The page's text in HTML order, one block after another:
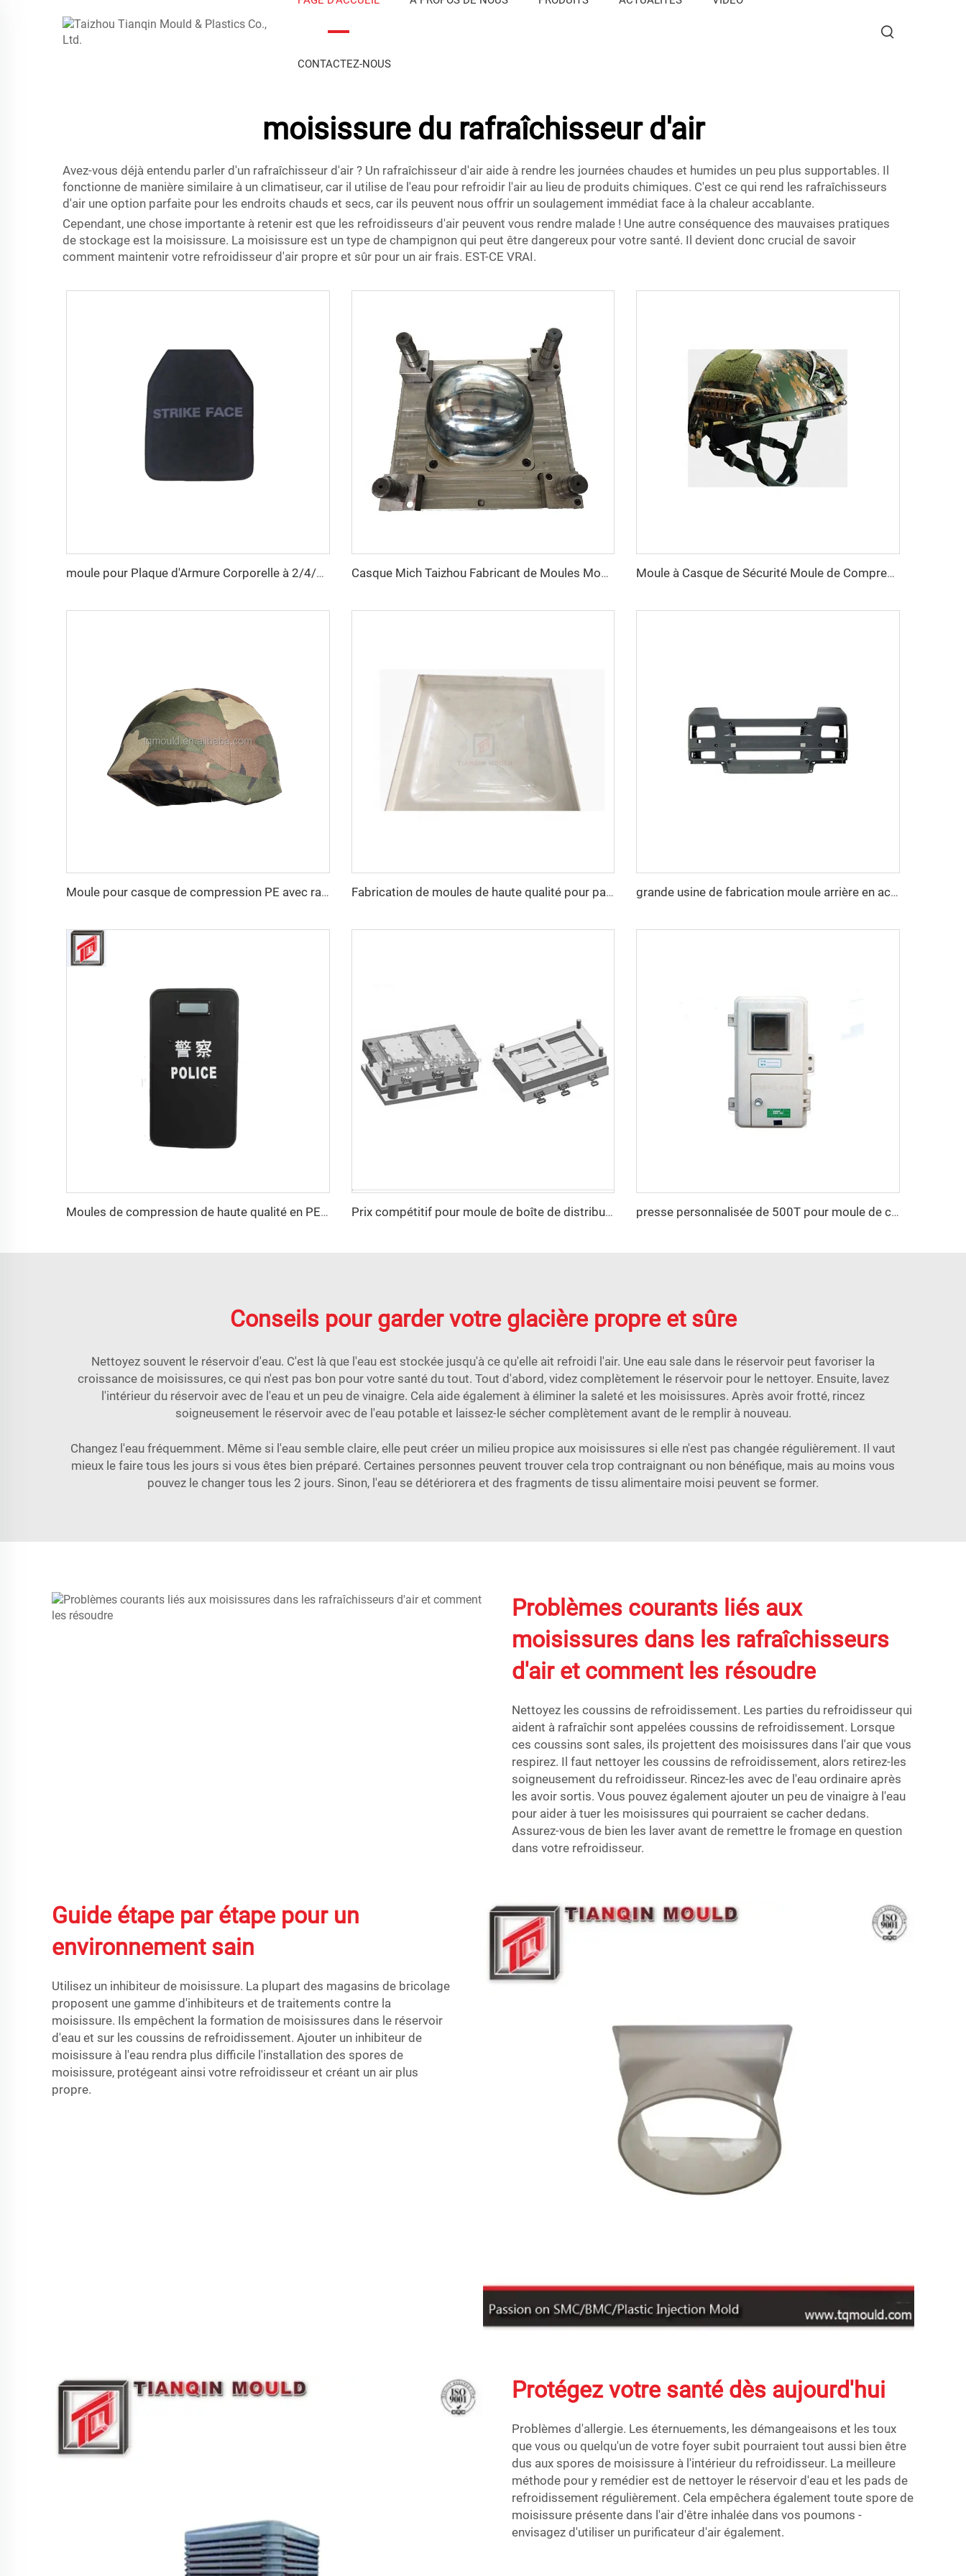
CONTACTEZ-NOUS
moisissure du rafraîchisseur d'air
Avez-vous déjà entendu parler d'un rafraîchisseur d'air ? Un rafraîchisseur d'air aide à rendre les journées chaudes et humides un peu plus supportables. Il
fonctionne de manière similaire à un climatiseur, car il utilise de l'eau pour refroidir l'air au lieu de produits chimiques. C'est ce qui rend les rafraîchisseurs
d'air une option parfaite pour les endroits chauds et secs, car ils peuvent nous offrir un soulagement immédiat face à la chaleur accablante.
Cependant, une chose importante à retenir est que les refroidisseurs d'air peuvent vous rendre malade ! Une autre conséquence des mauvaises pratiques
de stockage est la moisissure. La moisissure est un type de champignon qui peut être dangereux pour votre santé. Il devient donc crucial de savoir
comment maintenir votre refroidisseur d'air propre et sûr pour un air frais. EST-CE VRAI.
moule pour Plaque d'Armure Corporelle à 2/4/8/16 Cavités UHMWPE Moule pour Plaque en Fibre d'Aramide Moulage par Compression Fabricant de Moules Casque Mich Taizhou Fabricant de Moules Moule à Casque en Plastique Moule Moule à Casque de Sécurité Moule de Compression Moule à Casque Plastique Moule à Casque Taizhou Fabricant
Moule pour casque de compression PE avec rails latéraux - Technologie de moulage par compression pour casques Fabrication de moules de haute qualité pour panneaux de réservoirs d'eau GRP grande usine de fabrication moule arrière en acier SMC
Moules de compression de haute qualité en PE pour bouclier Prix compétitif pour moule de boîte de distribution en plastique presse personnalisée de 500T pour moule de compression de boîte industrielle SMC
Conseils pour garder votre glacière propre et sûre
Nettoyez souvent le réservoir d'eau. C'est là que l'eau est stockée jusqu'à ce qu'elle ait refroidi l'air. Une eau sale dans le réservoir peut favoriser la
croissance de moisissures, ce qui n'est pas bon pour votre santé du tout. Tout d'abord, videz complètement le réservoir pour le nettoyer. Ensuite, lavez
l'intérieur du réservoir avec de l'eau et un peu de vinaigre. Cela aide également à éliminer la saleté et les moisissures. Après avoir frotté, rincez
soigneusement le réservoir avec de l'eau potable et laissez-le sécher complètement avant de le remplir à nouveau.
Changez l'eau fréquemment. Même si l'eau semble claire, elle peut créer un milieu propice aux moisissures si elle n'est pas changée régulièrement. Il vaut
mieux le faire tous les jours si vous êtes bien préparé. Certaines personnes peuvent trouver cela trop contraignant ou non bénéfique, mais au moins vous
pouvez le changer tous les 2 jours. Sinon, l'eau se détériorera et des fragments de tissu alimentaire moisi peuvent se former.
Problèmes courants liés aux
moisissures dans les rafraîchisseurs
d'air et comment les résoudre
Nettoyez les coussins de refroidissement. Les parties du refroidisseur qui
aident à rafraîchir sont appelées coussins de refroidissement. Lorsque
ces coussins sont sales, ils projettent des moisissures dans l'air que vous
respirez. Il faut nettoyer les coussins de refroidissement, alors retirez-les
soigneusement du refroidisseur. Rincez-les avec de l'eau ordinaire après
les avoir sortis. Vous pouvez également ajouter un peu de vinaigre à l'eau
pour aider à tuer les moisissures qui pourraient se cacher dedans.
Assurez-vous de bien les laver avant de remettre le fromage en question
dans votre refroidisseur.
Guide étape par étape pour un
environnement sain
Utilisez un inhibiteur de moisissure. La plupart des magasins de bricolage
proposent une gamme d'inhibiteurs et de traitements contre la
moisissure. Ils empêchent la formation de moisissures dans le réservoir
d'eau et sur les coussins de refroidissement. Ajouter un inhibiteur de
moisissure à l'eau rendra plus difficile l'installation des spores de
moisissure, protégeant ainsi votre refroidisseur et créant un air plus
propre.
Protégez votre santé dès aujourd'hui
Problèmes d'allergie. Les éternuements, les démangeaisons et les toux
que vous ou quelqu'un de votre foyer subit pourraient tout aussi bien être
dus aux spores de moisissure à l'intérieur du refroidisseur. La meilleure
méthode pour y remédier est de nettoyer le réservoir d'eau et les pads de
refroidissement régulièrement. Cela empêchera également toute spore de
moisissure présente dans l'air d'être inhalée dans vos poumons -
envisagez d'utiliser un purificateur d'air également.